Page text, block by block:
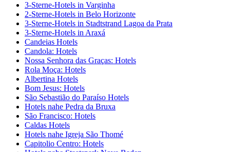
3-Sterne-Hotels in Varginha
2-Sterne-Hotels in Belo Horizonte
3-Sterne-Hotels in Stadtstrand Lagoa da Prata
3-Sterne-Hotels in Araxá
Candeias Hotels
Candola: Hotels
Nossa Senhora das Graças: Hotels
Rola Moça: Hotels
Albertina Hotels
Bom Jesus: Hotels
São Sebastião do Paraíso Hotels
Hotels nahe Pedra da Bruxa
São Francisco: Hotels
Caldas Hotels
Hotels nahe Igreja São Thomé
Capitolio Centro: Hotels